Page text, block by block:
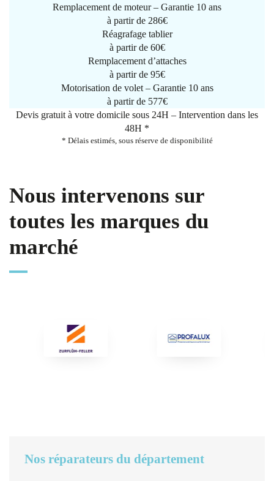
Remplacement de moteur – Garantie 10 ans
à partir de 286€
Réagrafage tablier
à partir de 60€
Remplacement d’attaches
à partir de 95€
Motorisation de volet – Garantie 10 ans
à partir de 577€
Devis gratuit à votre domicile sous 24H – Intervention dans les
48H *
* Délais estimés, sous réserve de disponibilité
Nous intervenons sur
toutes les marques du
marché
Nos réparateurs du département